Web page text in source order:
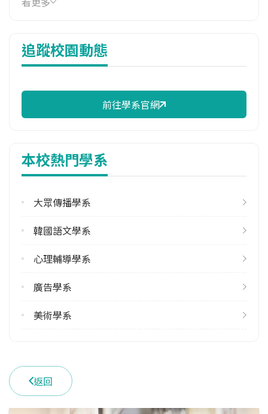
38,055 元/學期
13,580 元/學期
114年註冊率
113學年度上學期
113學年度下學期
1
雙主修人數
6
113學年度下學期
(02)28610511 #35901
追蹤校園動態
前往學系官網
本校熱門學系
大眾傳播學系
韓國語文學系
心理輔導學系
廣告學系
美術學系
返回